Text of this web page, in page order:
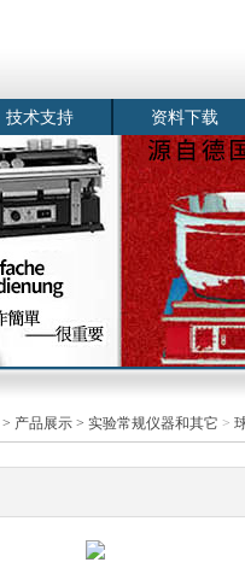
技术支持 资料下载
> 产品展示 > 实验常规仪器和其它 >